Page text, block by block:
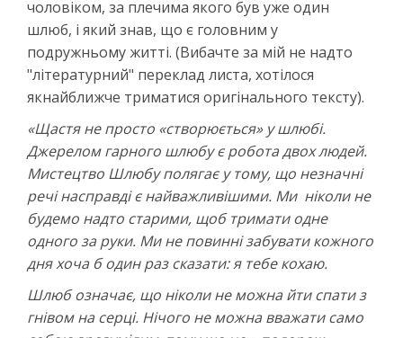
чоловіком, за плечима якого був уже один
шлюб, і який знав, що є головним у
подружньому житті. (Вибачте за мій не надто
"літературний" переклад листа, хотілося
якнайближче триматися оригінального тексту).
«Щастя не просто «створюється» у шлюбі.
Джерелом гарного шлюбу є робота двох людей.
Мистецтво Шлюбу полягає у тому, що незначні
речі насправді є найважливішими. Ми ніколи не
будемо надто старими, щоб тримати одне
одного за руки. Ми не повинні забувати кожного
дня хоча б один раз сказати: я тебе кохаю.
Шлюб означає, що ніколи не можна йти спати з
гнівом на серці. Нічого не можна вважати само